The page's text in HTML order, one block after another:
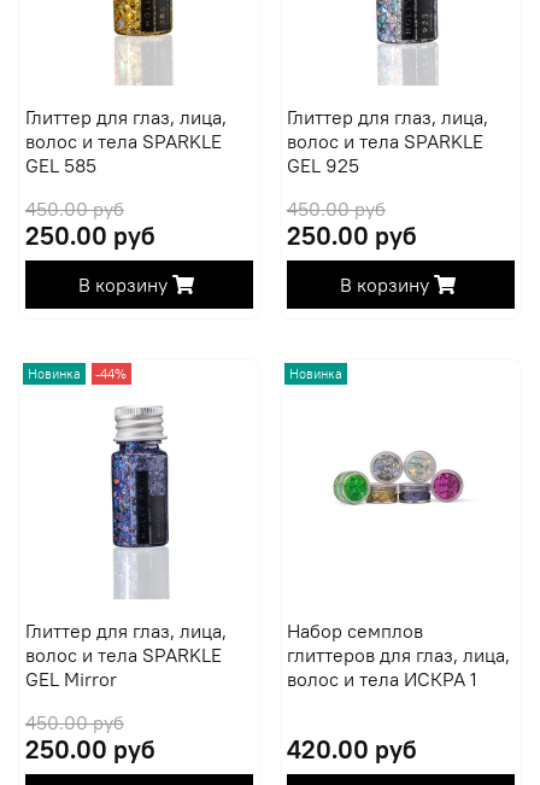
Глиттер для глаз, лица,
волос и тела SPARKLE
GEL 585
450.00 руб
250.00 руб
В корзину
Глиттер для глаз, лица,
волос и тела SPARKLE
GEL 925
450.00 руб
250.00 руб
В корзину
Новинка -44%
Глиттер для глаз, лица,
волос и тела SPARKLE
GEL Mirror
450.00 руб
250.00 руб
Новинка
Набор семплов
глиттеров для глаз, лица,
волос и тела ИСКРА 1
420.00 руб